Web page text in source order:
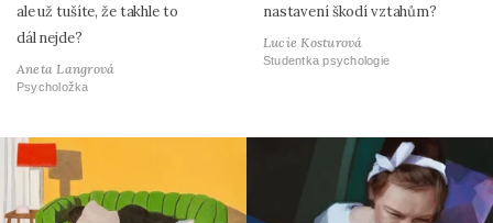
ale už tušíte, že takhle to
dál nejde?
Aneta Langrová
Psycholožka
nastavení škodí vztahům?
Lucie Kosturová
Studentka psychologie